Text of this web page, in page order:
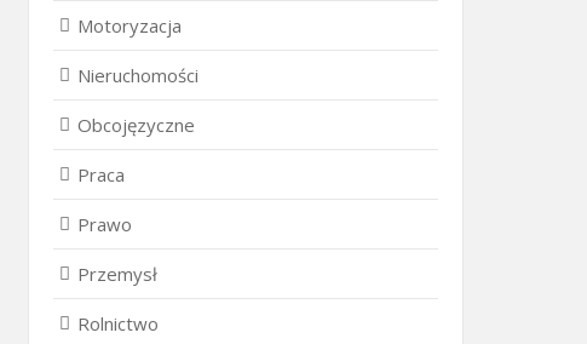
Motoryzacja
Nieruchomości
Obcojęzyczne
Praca
Prawo
Przemysł
Rolnictwo